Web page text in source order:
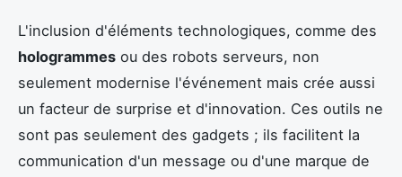
L'inclusion d'éléments technologiques, comme des
hologrammes ou des robots serveurs, non
seulement modernise l'événement mais crée aussi
un facteur de surprise et d'innovation. Ces outils ne
sont pas seulement des gadgets ; ils facilitent la
communication d'un message ou d'une marque de